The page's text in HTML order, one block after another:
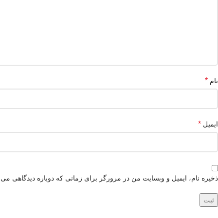
نام *
ایمیل *
ذخیره نام، ایمیل و وبسایت من در مرورگر برای زمانی که دوباره دیدگاهی